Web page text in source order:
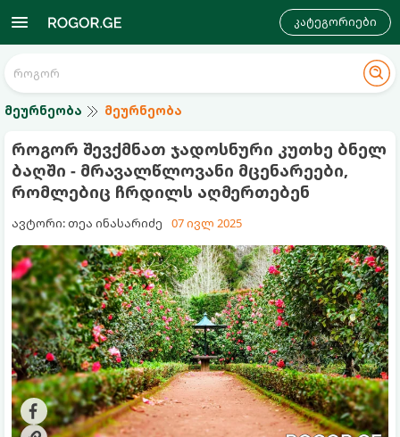
კატეგორიები
მეურნეობა მეურნეობა
როგორ შევქმნათ ჯადოსნური კუთხე ბნელ
ბაღში - მრავალწლოვანი მცენარეები,
რომლებიც ჩრდილს აღმერთებენ
ავტორი: თეა ინასარიძე 07 ივლ 2025